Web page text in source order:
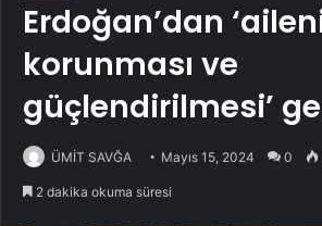
Erdoğan’dan
korunması ve
güçlendirilmesi’
ÜMİT SAVĞA Mayıs 15, 2024 0
2 dakika okuma süresi